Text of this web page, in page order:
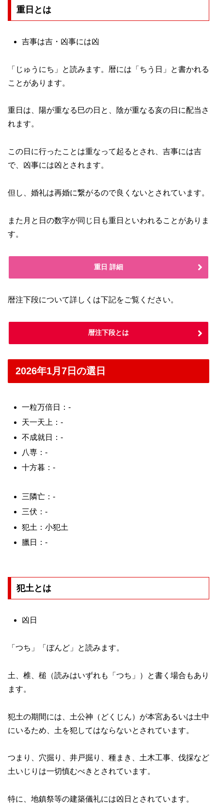
重日とは
吉事は吉・凶事には凶
「じゅうにち」と読みます。暦には「ちう日」と書かれる
ことがあります。
重日は、陽が重なる巳の日と、陰が重なる亥の日に配当さ
れます。
この日に行ったことは重なって起るとされ、吉事には吉
で、凶事には凶とされます。
但し、婚礼は再婚に繋がるので良くないとされています。
また月と日の数字が同じ日も重日といわれることがありま
す。
重日 詳細
暦注下段について詳しくは下記をご覧ください。
暦注下段とは
2026年1月7日の選日
一粒万倍日：-
天一天上：-
不成就日：-
八専：-
十方暮：-
三隣亡：-
三伏：-
犯土：小犯土
臘日：-
犯土とは
凶日
「つち」「ぼんど」と読みます。
土、椎、槌（読みはいずれも「つち」）と書く場合もあり
ます。
犯土の期間には、土公神（どくじん）が本宮あるいは土中
にいるため、土を犯してはならないとされています。
つまり、穴掘り、井戸掘り、種まき、土木工事、伐採など
土いじりは一切慎むべきとされています。
特に、地鎮祭等の建築儀礼には凶日とされています。